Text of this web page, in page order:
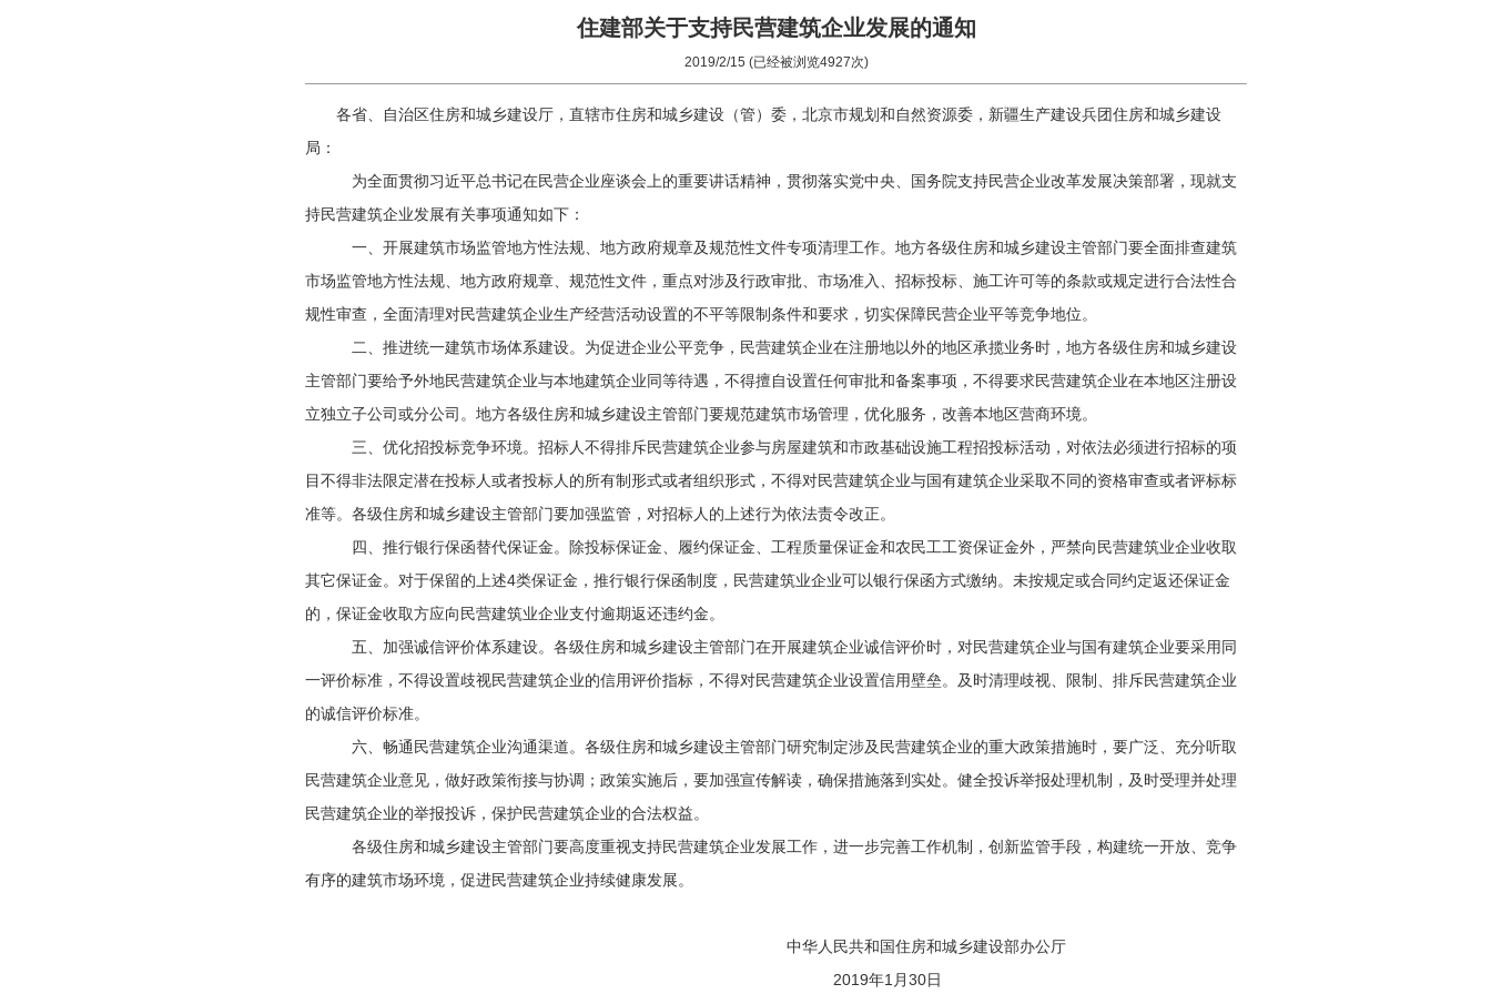
住建部关于支持民营建筑企业发展的通知
2019/2/15 (已经被浏览4927次)
各省、自治区住房和城乡建设厅，直辖市住房和城乡建设（管）委，北京市规划和自然资源委，新疆生产建设兵团住房和城乡建设
局：
为全面贯彻习近平总书记在民营企业座谈会上的重要讲话精神，贯彻落实党中央、国务院支持民营企业改革发展决策部署，现就支
持民营建筑企业发展有关事项通知如下：
一、开展建筑市场监管地方性法规、地方政府规章及规范性文件专项清理工作。地方各级住房和城乡建设主管部门要全面排查建筑
市场监管地方性法规、地方政府规章、规范性文件，重点对涉及行政审批、市场准入、招标投标、施工许可等的条款或规定进行合法性合
规性审查，全面清理对民营建筑企业生产经营活动设置的不平等限制条件和要求，切实保障民营企业平等竞争地位。
二、推进统一建筑市场体系建设。为促进企业公平竞争，民营建筑企业在注册地以外的地区承揽业务时，地方各级住房和城乡建设
主管部门要给予外地民营建筑企业与本地建筑企业同等待遇，不得擅自设置任何审批和备案事项，不得要求民营建筑企业在本地区注册设
立独立子公司或分公司。地方各级住房和城乡建设主管部门要规范建筑市场管理，优化服务，改善本地区营商环境。
三、优化招投标竞争环境。招标人不得排斥民营建筑企业参与房屋建筑和市政基础设施工程招投标活动，对依法必须进行招标的项
目不得非法限定潜在投标人或者投标人的所有制形式或者组织形式，不得对民营建筑企业与国有建筑企业采取不同的资格审查或者评标标
准等。各级住房和城乡建设主管部门要加强监管，对招标人的上述行为依法责令改正。
四、推行银行保函替代保证金。除投标保证金、履约保证金、工程质量保证金和农民工工资保证金外，严禁向民营建筑业企业收取
其它保证金。对于保留的上述4类保证金，推行银行保函制度，民营建筑业企业可以银行保函方式缴纳。未按规定或合同约定返还保证金
的，保证金收取方应向民营建筑业企业支付逾期返还违约金。
五、加强诚信评价体系建设。各级住房和城乡建设主管部门在开展建筑企业诚信评价时，对民营建筑企业与国有建筑企业要采用同
一评价标准，不得设置歧视民营建筑企业的信用评价指标，不得对民营建筑企业设置信用壁垒。及时清理歧视、限制、排斥民营建筑企业
的诚信评价标准。
六、畅通民营建筑企业沟通渠道。各级住房和城乡建设主管部门研究制定涉及民营建筑企业的重大政策措施时，要广泛、充分听取
民营建筑企业意见，做好政策衔接与协调；政策实施后，要加强宣传解读，确保措施落到实处。健全投诉举报处理机制，及时受理并处理
民营建筑企业的举报投诉，保护民营建筑企业的合法权益。
各级住房和城乡建设主管部门要高度重视支持民营建筑企业发展工作，进一步完善工作机制，创新监管手段，构建统一开放、竞争
有序的建筑市场环境，促进民营建筑企业持续健康发展。
中华人民共和国住房和城乡建设部办公厅
2019年1月30日